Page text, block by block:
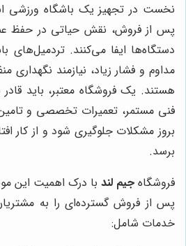
نخست در تجهیز یک باشگاه ورزشی
پس از فروش، نقش حیاتی در حفظ
دستگاه‌ها ایفا می‌کنند. تردمیل‌های
مداوم و فشار زیاد، نیازمند
هستند. یک فروشگاه معتبر، باید
فنی مستمر، تعمیرات تخصصی و
بروز مشکلات جلوگیری شود و از کار
برسد.
فروشگاه جیم لند با درک اهمیت این
پس از فروش گسترده‌ای را به
خدمات شامل: